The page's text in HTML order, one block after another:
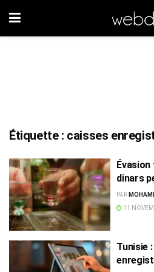
Étiquette : caisses
Évasion
dinars
des
Tunisie
PAR
11
Tunisie